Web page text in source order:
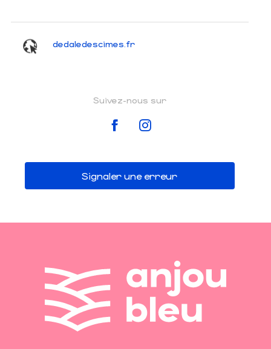
dedaledescimes.fr
Suivez-nous sur
Signaler une erreur